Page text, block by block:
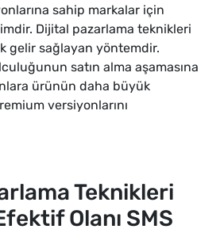
sahip markalar için
Dijital pazarlama teknikleri
gelir sağlayan yöntemdir.
satın alma aşamasına
ürünün daha büyük
versiyonlarını
Teknikleri
Olanı SMS